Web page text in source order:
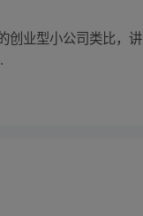
业型小公司类比，